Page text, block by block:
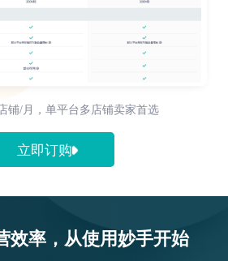
铺/月，单平台多店铺卖家首选
立即订购
效率，从使用妙手开始